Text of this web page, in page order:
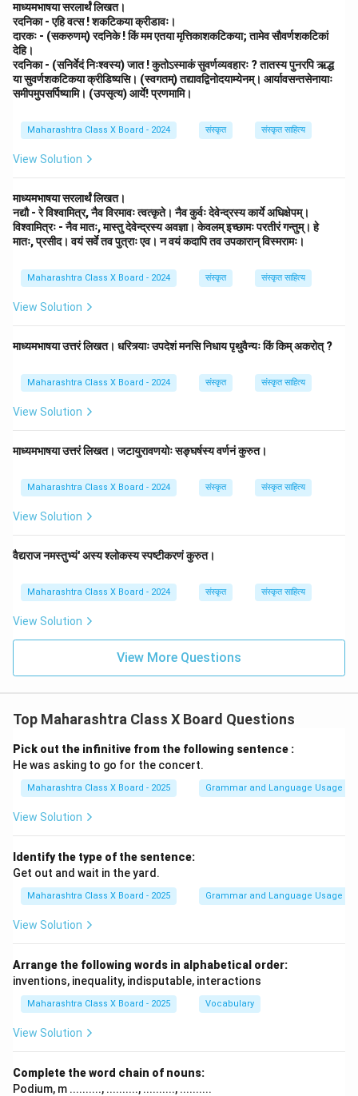
माध्यमभाषया सरलार्थं लिखत।
रदनिका - एहि वत्स ! शकटिकया क्रीडावः।
दारकः - (सकरुणम्) रदनिके ! किं मम एतया मृत्तिकाशकटिकया; तामेव सौवर्णशकटिकां
देहि।
रदनिका - (सनिर्वेदं निःश्वस्य) जात ! कुतोऽस्माकं सुवर्णव्यवहारः ? तातस्य पुनरपि ऋद्ध
या सुवर्णशकटिकया क्रीडिष्यसि। (स्वगतम्) तद्यावद्विनोदयाम्येनम्। आर्यावसन्तसेनायाः
समीपमुपसर्पिष्यामि। (उपसृत्य) आर्ये! प्रणमामि।
Maharashtra Class X Board - 2024 संस्कृत संस्कृत साहित्य
View Solution
माध्यमभाषया सरलार्थं लिखत।
नद्यौ - रे विश्वामित्र, नैव विरमावः त्वत्कृते। नैव कुर्वः देवेन्द्रस्य कार्ये अधिक्षेपम्।
विश्वामित्रः - नैव मातः, मास्तु देवेन्द्रस्य अवज्ञा। केवलम् इच्छामः परतीरं गन्तुम्। हे
मातः, प्रसीद। वयं सर्वे तव पुत्राः एव। न वयं कदापि तव उपकारान् विस्मरामः।
Maharashtra Class X Board - 2024 संस्कृत संस्कृत साहित्य
View Solution
माध्यमभाषया उत्तरं लिखत। धरित्र्याः उपदेशं मनसि निधाय पृथुवैन्यः किं किम् अकरोत् ?
Maharashtra Class X Board - 2024 संस्कृत संस्कृत साहित्य
View Solution
माध्यमभाषया उत्तरं लिखत। जटायुरावणयोः सङ्घर्षस्य वर्णनं कुरुत।
Maharashtra Class X Board - 2024 संस्कृत संस्कृत साहित्य
View Solution
वैद्यराज नमस्तुभ्यं' अस्य श्लोकस्य स्पष्टीकरणं कुरुत।
Maharashtra Class X Board - 2024 संस्कृत संस्कृत साहित्य
View Solution
View More Questions
Top Maharashtra Class X Board Questions
Pick out the infinitive from the following sentence :
He was asking to go for the concert.
Maharashtra Class X Board - 2025 Grammar and Language Usage
View Solution
Identify the type of the sentence:
Get out and wait in the yard.
Maharashtra Class X Board - 2025 Grammar and Language Usage
View Solution
Arrange the following words in alphabetical order:
inventions, inequality, indisputable, interactions
Maharashtra Class X Board - 2025 Vocabulary
View Solution
Complete the word chain of nouns:
Podium, m .........., .........., .........., ..........